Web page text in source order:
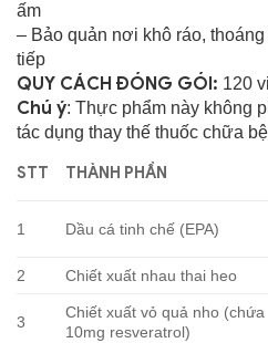
ấm
– Bảo quản nơi khô ráo,
tiếp
QUY CÁCH ĐÓNG GÓI: 120
Chú ý: Thực phẩm này không
tác dụng thay thế thuốc chữa
STT THÀNH PHẦN
1 Dầu cá tinh chế (EPA)
2 Chiết xuất nhau thai heo
3
Chiết xuất vỏ quả nho (chứa
10mg resveratrol)